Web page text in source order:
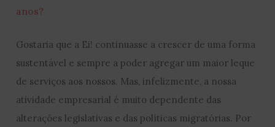
anos?
Gostaria que a Ei! continuasse a crescer de uma forma
sustentável e sempre a poder agregar um maior leque
de serviços aos nossos. Mas, infelizmente, a nossa
atividade empresarial é muito dependente das
alterações legislativas e das políticas migratórias. Por